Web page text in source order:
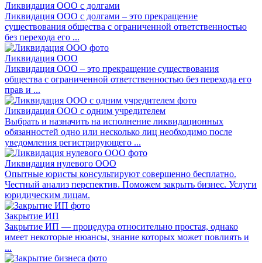
Ликвидация ООО с долгами
Ликвидация ООО с долгами – это прекращение
существования общества с ограниченной ответственностью
без перехода его ...
Ликвидация ООО
Ликвидация ООО – это прекращение существования
общества с ограниченной ответственностью без перехода его
прав и ...
Ликвидация ООО с одним учредителем
Выбрать и назначить на исполнение ликвидационных
обязанностей одно или несколько лиц необходимо после
уведомления регистрирующего ...
Ликвидация нулевого ООО
Опытные юристы консультируют совершенно бесплатно.
Честный анализ перспектив. Поможем закрыть бизнес. Услуги
юридическим лицам.
Закрытие ИП
Закрытие ИП — процедура относительно простая, однако
имеет некоторые нюансы, знание которых может повлиять и
...